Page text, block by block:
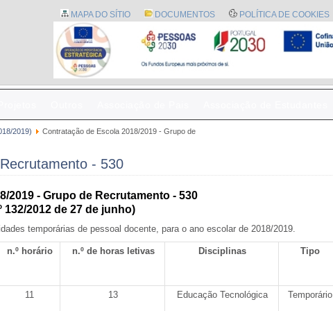
MAPA DO SÍTIO DOCUMENTOS POLÍTICA DE COOKIES
2019)
Contratação de Escola 2018/2019 - Grupo de
- 530
2019 - Grupo de Recrutamento - 530
132/2012 de 27 de junho)
temporárias de pessoal docente, para o ano escolar de 2018/2019.
n.º horário n.º de horas letivas Disciplinas Tipo
11 13 Educação Tecnológica Temporário